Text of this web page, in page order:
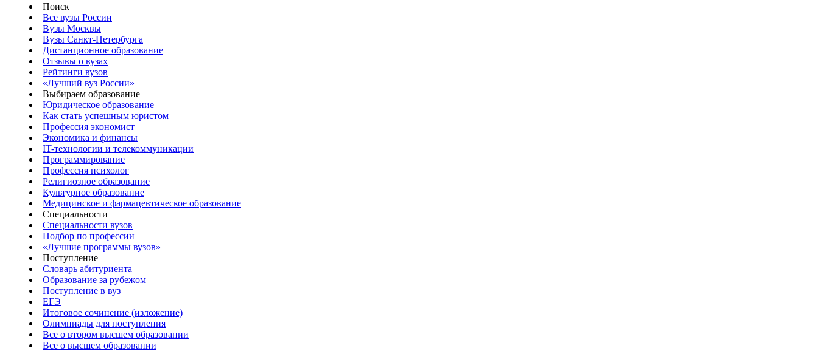
Поиск
Все вузы России
Вузы Москвы
Вузы Санкт-Петербурга
Дистанционное образование
Отзывы о вузах
Рейтинги вузов
«Лучший вуз России»
Выбираем образование
Юридическое образование
Как стать успешным юристом
Профессия экономист
Экономика и финансы
IT-технологии и телекоммуникации
Программирование
Профессия психолог
Религиозное образование
Культурное образование
Медицинское и фармацевтическое образование
Специальности
Специальности вузов
Подбор по профессии
«Лучшие программы вузов»
Поступление
Словарь абитуриента
Образование за рубежом
Поступление в вуз
ЕГЭ
Итоговое сочинение (изложение)
Олимпиады для поступления
Все о втором высшем образовании
Все о высшем образовании